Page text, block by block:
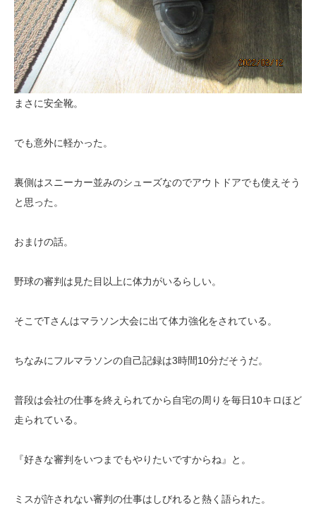
まさに安全靴。
でも意外に軽かった。
裏側はスニーカー並みのシューズなのでアウトドアでも使えそう
と思った。
おまけの話。
野球の審判は見た目以上に体力がいるらしい。
そこでTさんはマラソン大会に出て体力強化をされている。
ちなみにフルマラソンの自己記録は3時間10分だそうだ。
普段は会社の仕事を終えられてから自宅の周りを毎日10キロほど
走られている。
『好きな審判をいつまでもやりたいですからね』と。
ミスが許されない審判の仕事はしびれると熱く語られた。